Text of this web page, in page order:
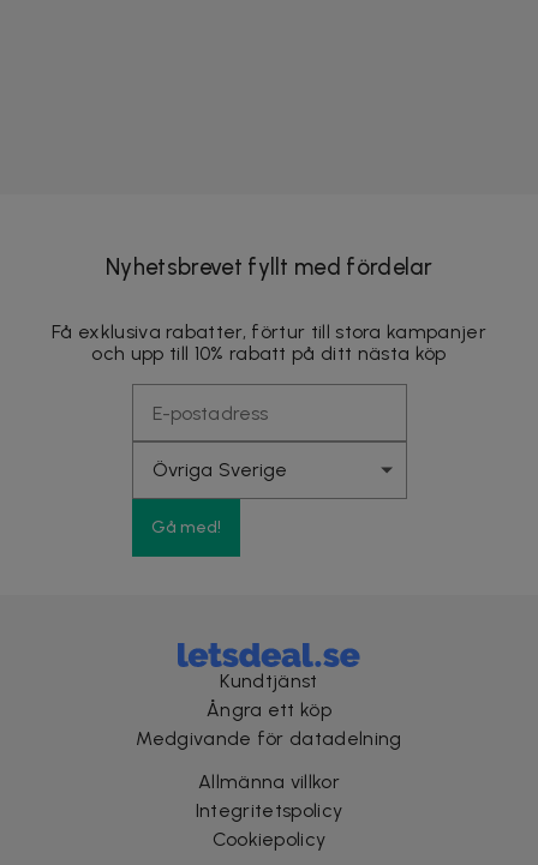
Nyhetsbrevet fyllt med fördelar
Få exklusiva rabatter, förtur till stora kampanjer
och upp till 10% rabatt på ditt nästa köp
Gå med!
Kundtjänst
Ångra ett köp
Medgivande för datadelning
Allmänna villkor
Integritetspolicy
Cookiepolicy